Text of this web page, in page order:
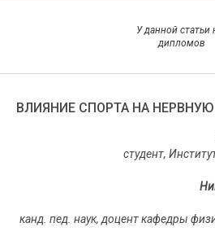
У данной статьи
дипломов
ВЛИЯНИЕ СПОРТА НА
студент,
канд. пед. наук, доцент кафедры